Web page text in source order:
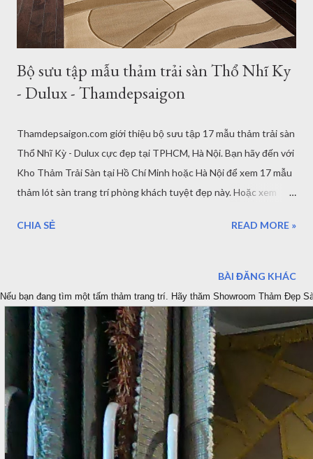
gặp nh...
Bộ sưu tập mẫu thảm trải sàn Thổ Nhĩ Ky
- Dulux - Thamdepsaigon
Thamdepsaigon.com giới thiệu bộ sưu tập 17 mẫu thảm trải sàn
Thổ Nhĩ Kỳ - Dulux cực đẹp tại TPHCM, Hà Nội. Bạn hãy đến với
Kho Thảm Trải Sàn tại Hồ Chí Minh hoặc Hà Nội để xem 17 mẫu
thảm lót sàn trang trí phòng khách tuyệt đẹp này. Hoặc xem
Nhĩ Kỳ - DULux bạn có thể xem những kiểu thảm độc đáo, với
hoặc Quan Hoa - Hà Nội. Dưới đấy là 17 mẫu thảm trang trí Thổ
Nhĩ Kỳ, bạn có thể chọn và nhận được khuyễn mãi mới nhất từ
nhà phân phối Thảm trải sàn - Thảm Đẹp Sài Gòn ngay hôm nay.
Bo su tap Tham trang tri Dulux thảm trải sàn phòng khách
TPHCM thảm trải sàn phòng ngủ TPHCM thảm lông trải sàn
phòng ngủ TPHCM thảm trải sàn phòng khách cao cấp TPHCM
thảm trải sàn phòng khách hiện đại TPHCM thảm trải sàn
phòng ngủ đẹp TPHCM thảm trải sàn phòng khách đẹp TPHCM
thảm decor phòng ngủ TPHCM Bạn xem trọn bộ sưu tập thảm
trải sàn Thổ Nhĩ Kỳ Dulu...
CHIA SẺ READ MORE »
BÀI ĐĂNG KHÁC
Nếu bạn đang tìm một tấm thảm trang trí. Hãy thăm Showroom Thảm Đẹp